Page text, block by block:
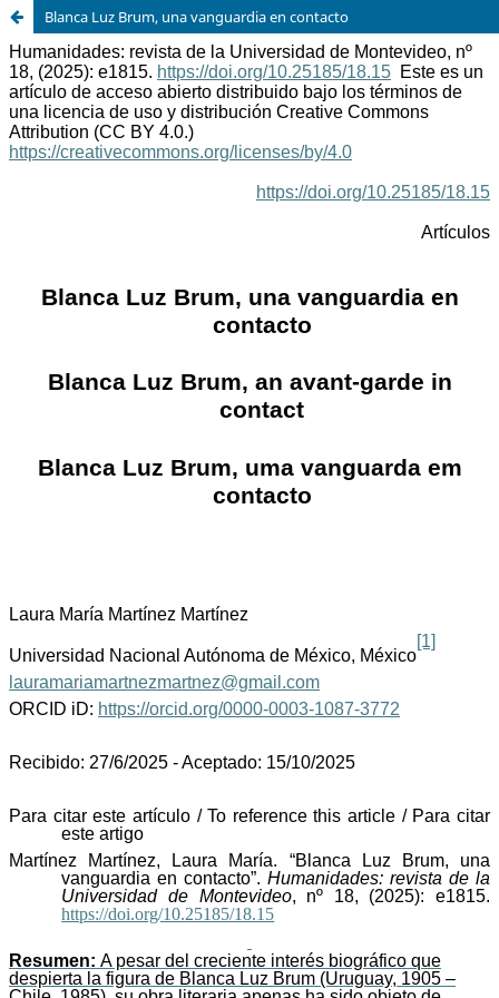
Blanca Luz Brum, una vanguardia en contacto